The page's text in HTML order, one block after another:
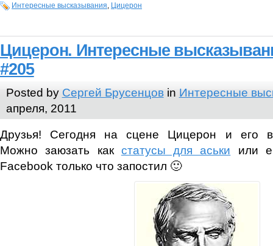
Интересные высказывания Цицерон
Цицерон. Интересные
#205
Posted by Сергей Брусенцовin Интересные
апреля, 2011
Друзья! Сегодня на сцене Цицерон и его
Можно заюзать как статусы для аськи или
Facebook только что запостил 🙂